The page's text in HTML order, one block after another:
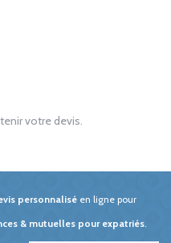
votre devis.
personnalisé en ligne pour
& mutuelles pour expatriés